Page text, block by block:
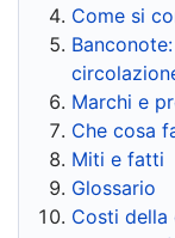
Come si
Marchi e
Che cosa
Miti e fatti
Glossario
Costi della